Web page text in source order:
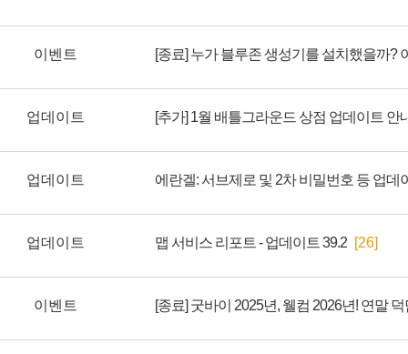
이벤트 [종료] 누가 블루존 생성기를 설치했을까?
업데이트 [추가] 1월 배틀그라운드 상점 업데이트 안
업데이트 에란겔: 서브제로 및 2차 비밀번호 등 업데
업데이트 맵 서비스 리포트 - 업데이트 39.2 [26]
이벤트 [종료] 굿바이 2025년, 웰컴 2026년! 연말